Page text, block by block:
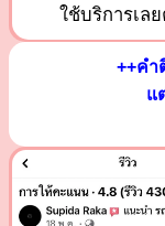
ใช้บริการเล
++คำ
แ